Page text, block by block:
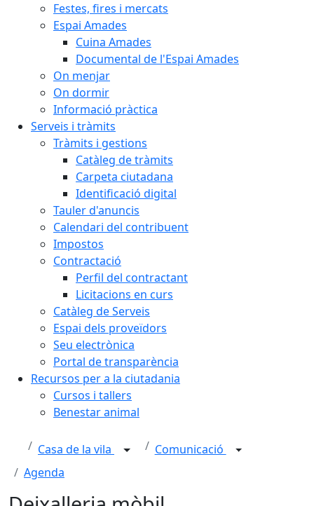
Festes, fires i mercats
Espai Amades
Cuina Amades
Documental de l'Espai Amades
On menjar
On dormir
Informació pràctica
Serveis i tràmits
Tràmits i gestions
Catàleg de tràmits
Carpeta ciutadana
Identificació digital
Tauler d'anuncis
Calendari del contribuent
Impostos
Contractació
Perfil del contractant
Licitacions en curs
Catàleg de Serveis
Espai dels proveïdors
Seu electrònica
Portal de transparència
Recursos per a la ciutadania
Cursos i tallers
Benestar animal
Casa de la vila
Comunicació
Agenda